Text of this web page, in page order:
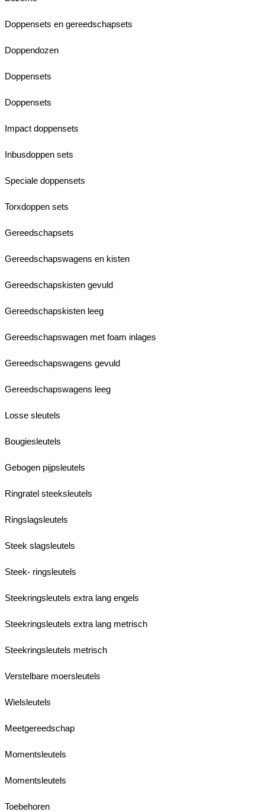
Doppensets en gereedschapsets
Doppendozen
Doppensets
Doppensets
Impact doppensets
Inbusdoppen sets
Speciale doppensets
Torxdoppen sets
Gereedschapsets
Gereedschapswagens en kisten
Gereedschapskisten gevuld
Gereedschapskisten leeg
Gereedschapswagen met foam inlages
Gereedschapswagens gevuld
Gereedschapswagens leeg
Losse sleutels
Bougiesleutels
Gebogen pijpsleutels
Ringratel steeksleutels
Ringslagsleutels
Steek slagsleutels
Steek- ringsleutels
Steekringsleutels extra lang engels
Steekringsleutels extra lang metrisch
Steekringsleutels metrisch
Verstelbare moersleutels
Wielsleutels
Meetgereedschap
Momentsleutels
Momentsleutels
Toebehoren